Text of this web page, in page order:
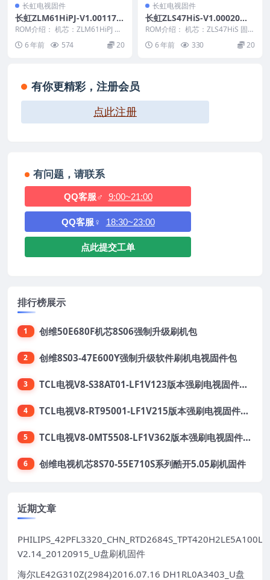
长虹电视固件
长虹ZLM61HiPJ-V1.00117
版本USB整机软件刷机固件下
载
ROM介绍： 机芯：ZLM61HiPJ 固
件版本：V1.00117 适用机型：
请...6 年前 574 20
长虹电视固件
长虹ZLS47HiS-V1.00020整
机原厂刷机固件下载
ROM介绍： 机芯：ZLS47HiS 固件
版本：V1.00020 适用机型：请
以...6 年前 330 20
有你更精彩，注册会员
点此注册
有问题，请联系
QQ客服♂ 9:00~21:00
QQ客服♀ 18:30~23:00
点此提交工单
排行榜展示
1 创维50E680F机芯8S06强制升级刷机包
2 创维8S03-47E600Y强制升级软件刷机电视固件包
3 TCL电视V8-S38AT01-LF1V123版本强刷电视固件包下载
4 TCL电视V8-RT95001-LF1V215版本强刷电视固件包下载
5 TCL电视V8-0MT5508-LF1V362版本强刷电视固件包下载
6 创维电视机芯8S70-55E710S系列酷开5.05刷机固件
近期文章
V2.14_20120915_U盘刷机固件
海尔LE42G310Z(2984)2016.07.16 DH1RL0A3403_U盘